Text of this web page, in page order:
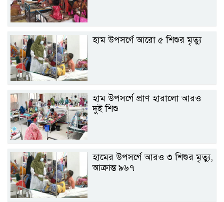
হাম উপসর্গে আরো ৫ শিশুর মৃত্যু
হাম উপসর্গে প্রাণ হারালো আরও
দুই শিশু
হামের উপসর্গে আরও ৩ শিশুর মৃত্যু,
আক্রান্ত ৯৬৭